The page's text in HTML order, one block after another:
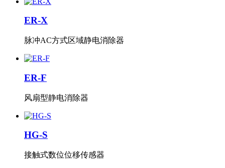
ER-X
脉冲AC方式区域静电消除器
ER-F
风扇型静电消除器
HG-S
接触式数位位移传感器